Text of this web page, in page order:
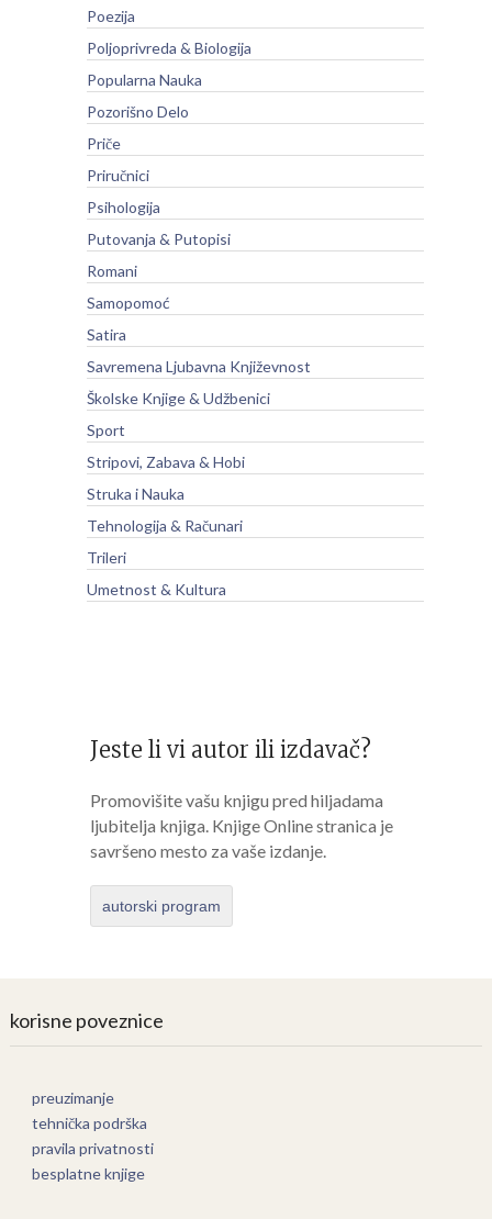
Poezija
Poljoprivreda & Biologija
Popularna Nauka
Pozorišno Delo
Priče
Priručnici
Psihologija
Putovanja & Putopisi
Romani
Samopomoć
Satira
Savremena Ljubavna Književnost
Školske Knjige & Udžbenici
Sport
Stripovi, Zabava & Hobi
Struka i Nauka
Tehnologija & Računari
Trileri
Umetnost & Kultura
Jeste li vi autor ili izdavač?
Promovišite vašu knjigu pred hiljadama
ljubitelja knjiga. Knjige Online stranica je
savršeno mesto za vaše izdanje.
autorski program
korisne poveznice
preuzimanje
tehnička podrška
pravila privatnosti
besplatne knjige